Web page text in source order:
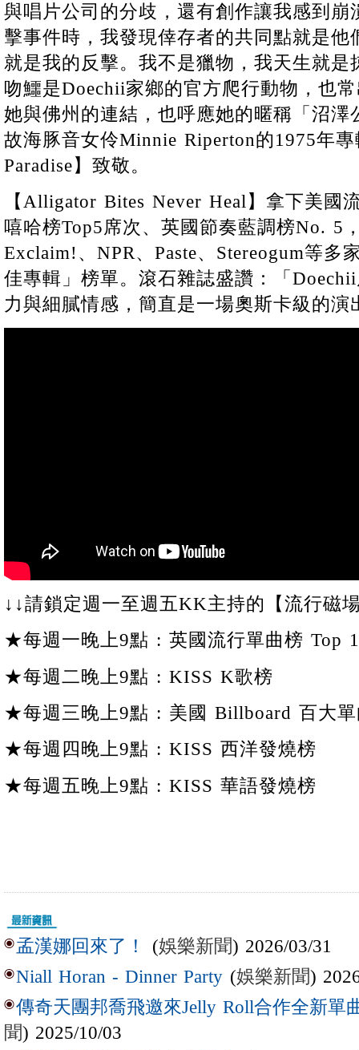
與唱片公司的分歧，還有創作讓我感到崩
擊事件時，我發現倖存者的共同點就是
就是我的反擊。我不是獵物，我天生就
吻鱷是Doechii家鄉的官方爬行動物，也
她與佛州的連結，也呼應她的暱稱「沼澤
故海豚音女伶Minnie Riperton的1975年
Paradise】致敬。
【Alligator Bites Never Heal】拿下美國
嘻哈榜Top5席次、英國節奏藍調榜No. 5
Exclaim!、NPR、Paste、Stereogum等多
佳專輯」榜單。滾石雜誌盛讚：「
力與細膩情感，簡直是一場奧斯卡級的演
↓↓請鎖定週一至週五KK主持的【流行磁
★每週一晚上9點 : 英國流行單曲榜 Top
★每週二晚上9點 : KISS K歌榜
★每週三晚上9點 : 美國 Billboard 百大
★每週四晚上9點 : KISS 西洋發燒榜
★每週五晚上9點 : KISS 華語發燒榜
孟漢娜回來了！ (娛樂新聞) 2026/03/31
Niall Horan - Dinner Party (娛樂新聞)
傳奇天團邦喬飛邀來Jelly Roll合作全新單
聞) 2025/10/03